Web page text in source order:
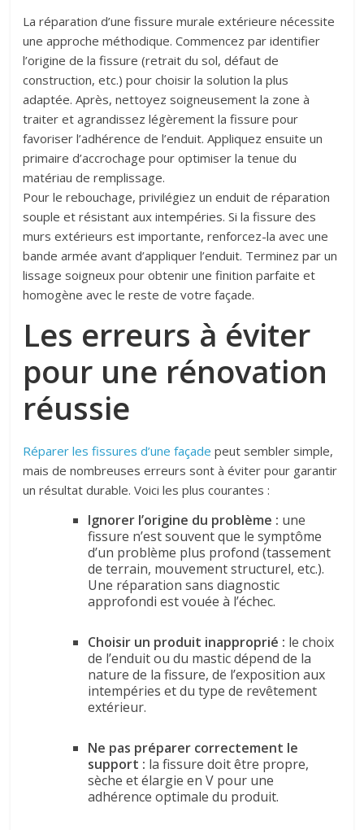
La réparation d’une fissure murale extérieure nécessite
une approche méthodique. Commencez par identifier
l’origine de la fissure (retrait du sol, défaut de
construction, etc.) pour choisir la solution la plus
adaptée. Après, nettoyez soigneusement la zone à
traiter et agrandissez légèrement la fissure pour
favoriser l’adhérence de l’enduit. Appliquez ensuite un
primaire d’accrochage pour optimiser la tenue du
matériau de remplissage.
Pour le rebouchage, privilégiez un enduit de réparation
souple et résistant aux intempéries. Si la fissure des
murs extérieurs est importante, renforcez-la avec une
bande armée avant d’appliquer l’enduit. Terminez par un
lissage soigneux pour obtenir une finition parfaite et
homogène avec le reste de votre façade.
Les erreurs à éviter
pour une rénovation
réussie
Réparerles fissures d’une façade peut sembler simple,
mais de nombreuses erreurs sont à éviter pour garantir
un résultat durable. Voici les plus courantes :
Ignorer l’origine du problème : une
fissure n’est souvent que le symptôme
d’un problème plus profond (tassement
de terrain, mouvement structurel, etc.).
Une réparation sans diagnostic
approfondi est vouée à l’échec.
Choisir un produit inapproprié : le choix
de l’enduit ou du mastic dépend de la
nature de la fissure, de l’exposition aux
intempéries et du type de revêtement
extérieur.
Ne pas préparer correctement le
support : la fissure doit être propre,
sèche et élargie en V pour une
adhérence optimale du produit.